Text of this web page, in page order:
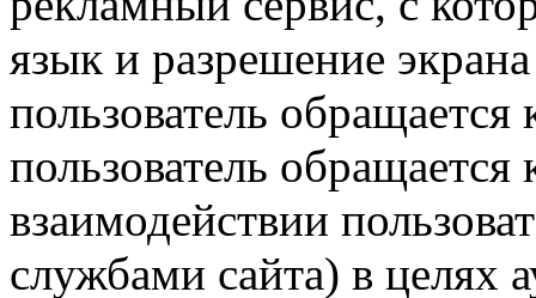
язык и разрешение
пользователь обращается
пользователь обращается
взаимодействии
службами сайта) в целях